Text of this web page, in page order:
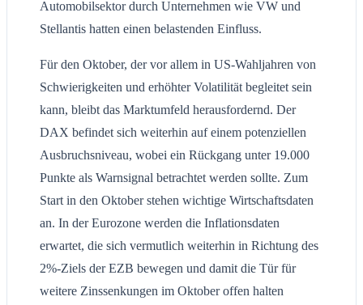
Automobilsektor durch Unternehmen wie VW und
Stellantis hatten einen belastenden Einfluss.
Für den Oktober, der vor allem in US-Wahljahren von
Schwierigkeiten und erhöhter Volatilität begleitet sein
kann, bleibt das Marktumfeld herausfordernd. Der
DAX befindet sich weiterhin auf einem potenziellen
Ausbruchsniveau, wobei ein Rückgang unter 19.000
Punkte als Warnsignal betrachtet werden sollte. Zum
Start in den Oktober stehen wichtige Wirtschaftsdaten
an. In der Eurozone werden die Inflationsdaten
erwartet, die sich vermutlich weiterhin in Richtung des
2%-Ziels der EZB bewegen und damit die Tür für
weitere Zinssenkungen im Oktober offen halten